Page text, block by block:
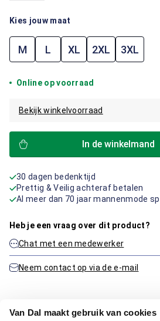
Van Dal maakt gebruik van cookies
Kies jouw maat
M L XL 2XL 3XL
Online op voorraad
Bekijk winkelvoorraad
In de winkelmand
30 dagen bedenktijd
Prettig & Veilig achteraf betalen
Al meer dan 70 jaar mannenmode
Heb je een vraag over dit product?
Chat met een medewerker
Neem contact op via de e-mail
Productinformatie